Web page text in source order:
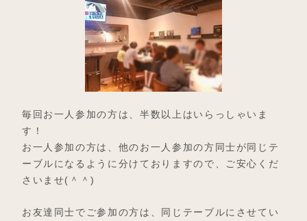
毎回お一人参加の方は、半数以上はいらっしゃいま
す！
お一人参加の方は、他のお一人参加の方同士が同じテ
ーブルになるように分けておりますので、ご安心くだ
さいませ(＾＾)
お友達同士でご参加の方は、同じテーブルにさせてい